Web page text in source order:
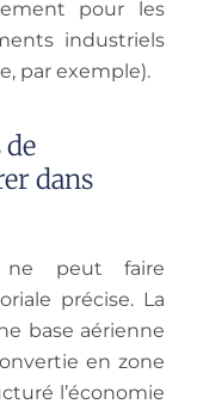
pour les
industriels
par exemple).
dans
ne peut faire
précise. La
base aérienne
en zone
l’économie